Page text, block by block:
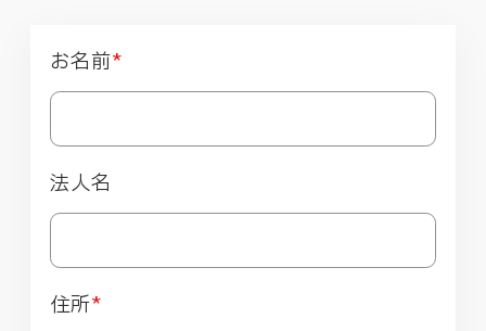
お名前*
法人名
住所*